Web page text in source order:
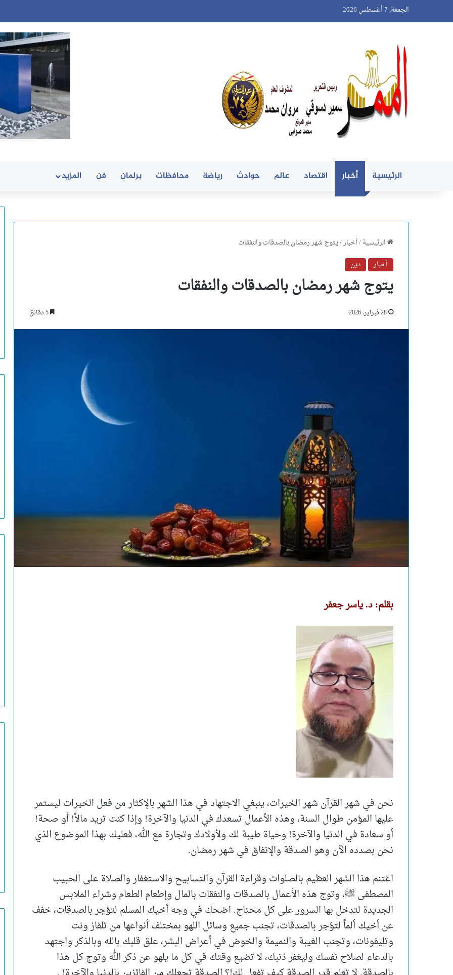
الجمعة, 7 أغسطس 2026
الرئيسية أخبار اقتصاد عالم حوادث رياضة محافظات برلمان فن المزيد
الرئيسية/أخبار/يتوج شهر رمضان بالصدقات والنفقات
أخبار
دين
يتوج شهر رمضان بالصدقات والنفقات
28 فبراير، 2026
بقلم: د. ياسر جعفر
نحن في شهر القرآن شهر الخيرات، ينبغي الاجتهاد في هذا الشهر بالإكثار من فعل الخيرات ليستمر
عليها المؤمن طوال السنة، وهذه الأعمال تسعدك في الدنيا والآخرة! وإذا كنت تريد مالاً! أو صحة!
أو سعادة في الدنيا والآخرة! وحياة طيبة لك ولأولادك وتجارة مع الله، فعليك بهذا الموضوع الذي
نحن بصدده الآن وهو الصدقة والإنفاق في شهر رمضان.
اغتنم هذا الشهر العظيم بالصلوات وقراءة القرآن والتسابيح والاستغفار والصلاة على الحبيب
المصطفى ﷺ، وتوج هذه الأعمال بالصدقات والنفقات بالمال وإطعام الطعام وشراء الملابس
الجديدة لتدخل بها السرور على كل محتاج. اضحك في وجه أخيك المسلم لتؤجر بالصدقات، خفف
عن أخيك ألماً لتؤجر بالصدقات، تجنب جميع وسائل اللهو بمختلف أنواعها من تلفاز ونت
وتليفونات، وتجنب الغيبة والنميمة والخوض في أعراض البشر، علق قلبك بالله وبالذكر واجتهد
بالدعاء لصلاح نفسك وليغفر ذنبك، لا تضيع وقتك في كل ما يلهو عن ذكر الله وتوج كل هذا